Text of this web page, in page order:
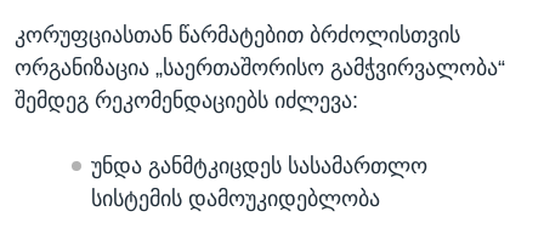
კორუფციასთან წარმატებით ბრძოლისთვის
ორგანიზაცია „საერთაშორისო გამჭვირვალობა“
შემდეგ რეკომენდაციებს იძლევა:
უნდა განმტკიცდეს სასამართლო
სისტემის დამოუკიდებლობა